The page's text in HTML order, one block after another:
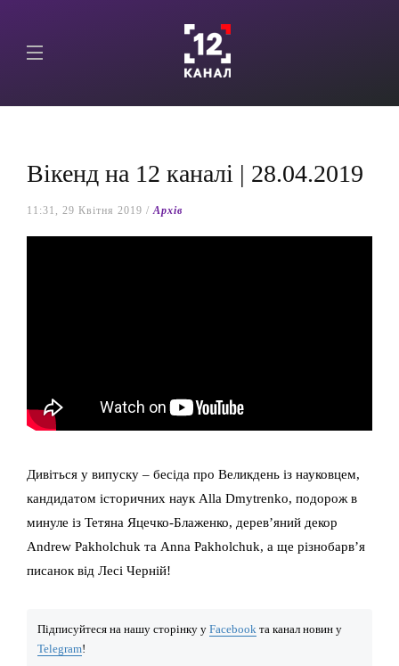
Вікенд на 12 каналі | 28.04.2019
11:31, 29 Квітня 2019 /Архів
Дивіться у випуску – бесіда про Великдень із науковцем,
кандидатом історичних наук Alla Dmytrenko, подорож в
минуле із Тетяна Яцечко-Блаженко, дерев’яний декор
Andrew Pakholchuk та Anna Pakholchuk, а ще різнобарв’я
писанок від Лесі Черній!
Підписуйтеся на нашу сторінку у Facebook та канал новин у
Telegram!